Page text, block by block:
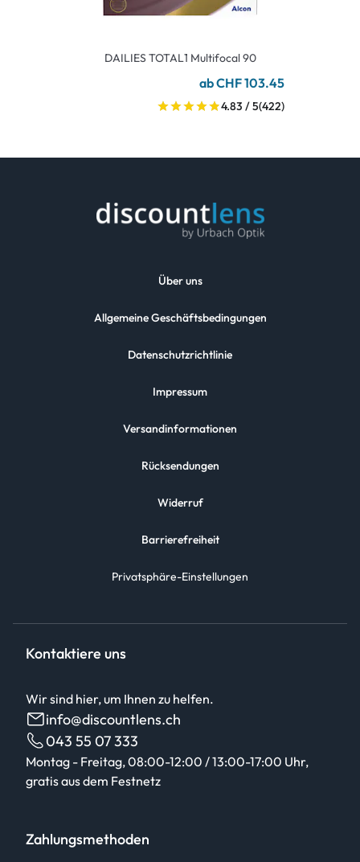
DAILIES TOTAL1 Multifocal 90
ab CHF 103.45
4.83 / 5(422)
Über uns
Allgemeine Geschäftsbedingungen
Datenschutzrichtlinie
Impressum
Versandinformationen
Rücksendungen
Widerruf
Barrierefreiheit
Privatsphäre-Einstellungen
Kontaktiere uns
Wir sind hier, um Ihnen zu helfen.
info@discountlens.ch
043 55 07 333
Montag - Freitag, 08:00-12:00 / 13:00-17:00 Uhr,
gratis aus dem Festnetz
Zahlungsmethoden